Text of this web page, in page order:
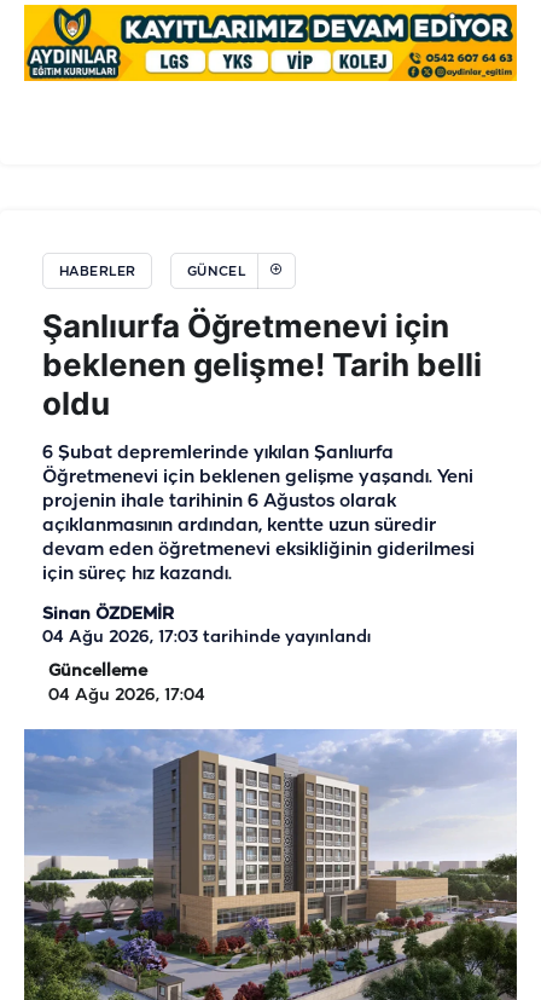
HABERLER GÜNCEL
Şanlıurfa Öğretmenevi için
beklenen gelişme! Tarih belli
oldu
6 Şubat depremlerinde yıkılan Şanlıurfa
Öğretmenevi için beklenen gelişme yaşandı. Yeni
projenin ihale tarihinin 6 Ağustos olarak
açıklanmasının ardından, kentte uzun süredir
devam eden öğretmenevi eksikliğinin giderilmesi
için süreç hız kazandı.
Sinan ÖZDEMİR
04 Ağu 2026, 17:03 tarihinde yayınlandı
Güncelleme
04 Ağu 2026, 17:04